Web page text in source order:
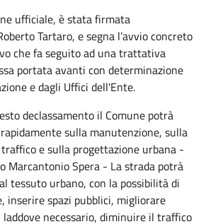
ufficiale, è stata firmata
Tartaro, e segna l’avvio concreto
che fa seguito ad una trattativa
portata avanti con determinazione
e dagli Uffici dell'Ente.
declassamento il Comune potrà
sulla manutenzione, sulla
e sulla progettazione urbana -
Marcantonio Spera - La strada potrà
tessuto urbano, con la possibilità di
inserire spazi pubblici, migliorare
laddove necessario, diminuire il traffico